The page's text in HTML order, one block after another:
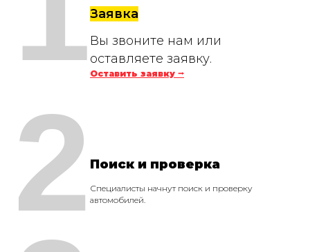
Заявка
Вы звоните нам или
оставляете заявку.
Оставить заявку ⭢
Поиск и проверка
Специалисты начнут поиск и проверку
автомобилей.
2